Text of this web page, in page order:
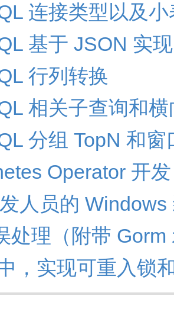
连接类型以及
基于 JSON 实
行列转换
相关子查询和
分组 TopN 和窗
Operator 开
人员的 Windows
处理（附带 Gorm
，实现可重入锁